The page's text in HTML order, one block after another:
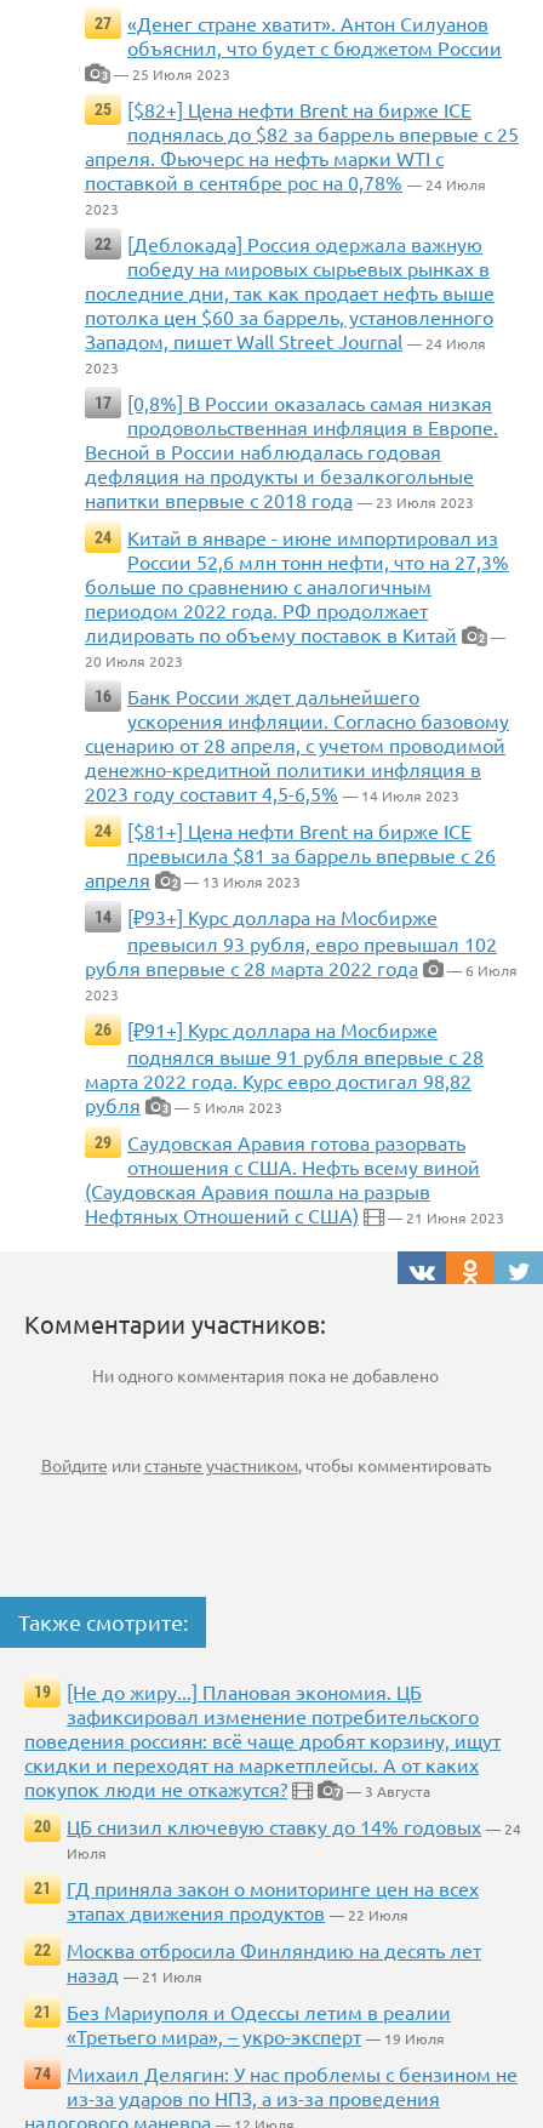
27
«Денег стране хватит». Антон Силуанов
объяснил, что будет с бюджетом России
3 — 25 Июля 2023
25
[$82+] Цена нефти Brent на бирже ICE
поднялась до $82 за баррель впервые с 25
апреля. Фьючерс на нефть марки WTI с
поставкой в сентябре рос на 0,78% — 24 Июля
2023
22
[Деблокада] Россия одержала важную
победу на мировых сырьевых рынках в
последние дни, так как продает нефть выше
потолка цен $60 за баррель, установленного
Западом, пишет Wall Street Journal — 24 Июля
2023
17
[0,8%] В России оказалась самая низкая
продовольственная инфляция в Европе.
Весной в России наблюдалась годовая
дефляция на продукты и безалкогольные
напитки впервые с 2018 года — 23 Июля 2023
24
Китай в январе - июне импортировал из
России 52,6 млн тонн нефти, что на 27,3%
больше по сравнению с аналогичным
периодом 2022 года. РФ продолжает
лидировать по объему поставок в Китай
2 —
20 Июля 2023
16
Банк России ждет дальнейшего
ускорения инфляции. Согласно базовому
сценарию от 28 апреля, с учетом проводимой
денежно-кредитной политики инфляция в
2023 году составит 4,5-6,5% — 14 Июля 2023
24
[$81+] Цена нефти Brent на бирже ICE
превысила $81 за баррель впервые с 26
апреля
2 — 13 Июля 2023
14
[₽93+] Курс доллара на Мосбирже
превысил 93 рубля, евро превышал 102
рубля впервые с 28 марта 2022 года
— 6 Июля
2023
26
[₽91+] Курс доллара на Мосбирже
поднялся выше 91 рубля впервые с 28
марта 2022 года. Курс евро достигал 98,82
рубля
3 — 5 Июля 2023
29
Саудовская Аравия готова разорвать
отношения с США. Нефть всему виной
(Саудовская Аравия пошла на разрыв
Нефтяных Отношений с США)
— 21 Июня 2023
Комментарии участников:
Ни одного комментария пока не добавлено
Войдите илистаньте участником, чтобы комментировать
Также смотрите:
19
[Не до жиру...] Плановая экономия. ЦБ
зафиксировал изменение потребительского
поведения россиян: всё чаще дробят корзину, ищут
скидки и переходят на маркетплейсы. А от каких
покупок люди не откажутся?
7 — 3 Августа
20
ЦБ снизил ключевую ставку до 14% годовых — 24
Июля
21
ГД приняла закон о мониторинге цен на всех
этапах движения продуктов — 22 Июля
22
Москва отбросила Финляндию на десять лет
назад — 21 Июля
21
Без Мариуполя и Одессы летим в реалии
«Третьего мира», – укро-эксперт — 19 Июля
74
Михаил Делягин: У нас проблемы с бензином не
из-за ударов по НПЗ, а из-за проведения
налогового маневра